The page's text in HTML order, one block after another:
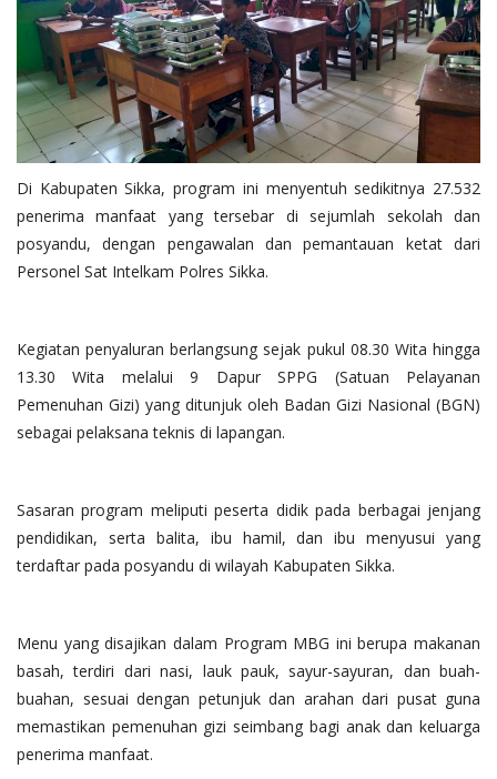
Di Kabupaten Sikka, program ini menyentuh sedikitnya 27.532
penerima manfaat yang tersebar di sejumlah sekolah dan
posyandu, dengan pengawalan dan pemantauan ketat dari
Personel Sat Intelkam Polres Sikka.
Kegiatan penyaluran berlangsung sejak pukul 08.30 Wita hingga
13.30 Wita melalui 9 Dapur SPPG (Satuan Pelayanan
Pemenuhan Gizi) yang ditunjuk oleh Badan Gizi Nasional (BGN)
sebagai pelaksana teknis di lapangan.
Sasaran program meliputi peserta didik pada berbagai jenjang
pendidikan, serta balita, ibu hamil, dan ibu menyusui yang
terdaftar pada posyandu di wilayah Kabupaten Sikka.
Menu yang disajikan dalam Program MBG ini berupa makanan
basah, terdiri dari nasi, lauk pauk, sayur-sayuran, dan buah-
buahan, sesuai dengan petunjuk dan arahan dari pusat guna
memastikan pemenuhan gizi seimbang bagi anak dan keluarga
penerima manfaat.